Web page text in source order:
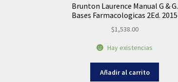
Brunton Laurence Manual G & G.
Bases Farmacologicas 2Ed. 2015
$1,538.00
Hay existencias
Añadir al carrito